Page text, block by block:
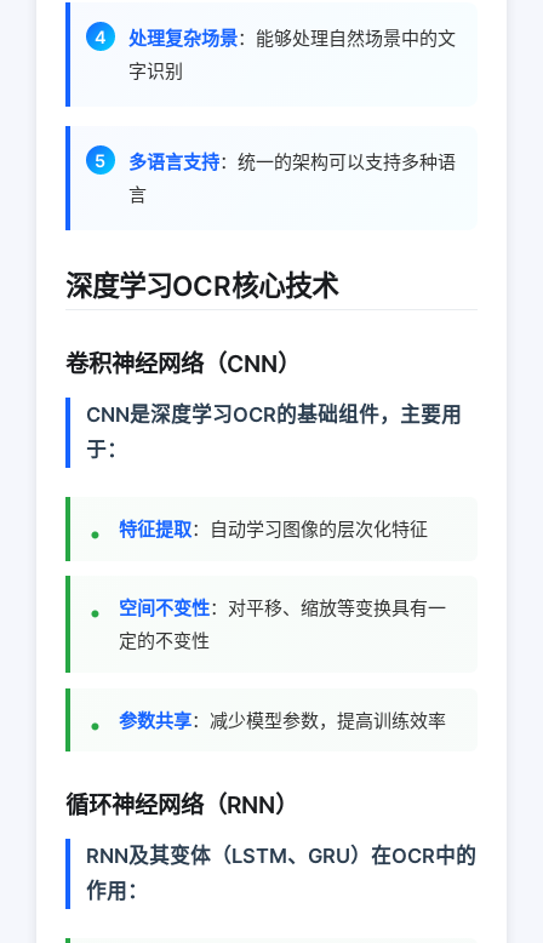
处理复杂场景：能够处理自然场景中的文
字识别
多语言支持：统一的架构可以支持多种语
言
深度学习OCR核心技术
卷积神经网络（CNN）
CNN是深度学习OCR的基础组件，主要用
于：
特征提取：自动学习图像的层次化特征
空间不变性：对平移、缩放等变换具有一
定的不变性
参数共享：减少模型参数，提高训练效率
循环神经网络（RNN）
RNN及其变体（LSTM、GRU）在OCR中的
作用：